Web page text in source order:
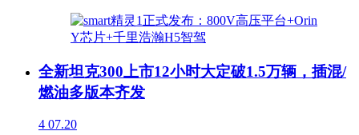
全新坦克300上市12小时大定破1.5万辆，插混/
燃油多版本齐发
4 07.20